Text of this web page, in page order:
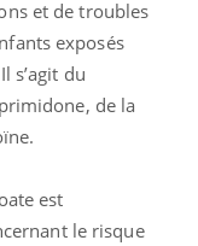
et de troubles
exposés
s’agit du
de la
est
le risque